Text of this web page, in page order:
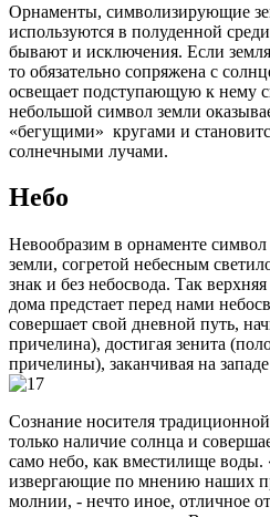
Орнаменты, символизирующие
используются в полуденной
бывают и исключения. Если
то обязательно сопряжена с
освещает подступающую к нему
небольшой символ земли
«бегущими» кругами и
солнечными лучами.
Небо
Невообразим в орнаменте
земли, согретой небесным
знак и без небосвода. Так
дома предстает перед нами
совершает свой дневной путь,
причелина), достигая зенита
причелины), заканчивая на
Сознание носителя
только наличие солнца и
само небо, как вместилище
извергающие по мнению наших
молнии, - нечто иное, отличное